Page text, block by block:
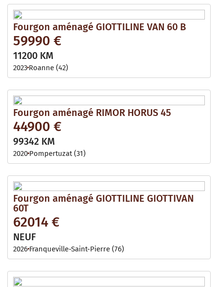
Fourgon aménagé GIOTTILINE VAN 60 B
59990 €
11200 KM
2023 Roanne (42)
Fourgon aménagé RIMOR HORUS 45
44900 €
99342 KM
2020 Pompertuzat (31)
Fourgon aménagé GIOTTILINE GIOTTIVAN
60T
62014 €
NEUF
2026 Franqueville-Saint-Pierre (76)